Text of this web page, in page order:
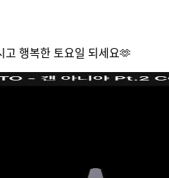
고 행복한 토요일 되세요🫶